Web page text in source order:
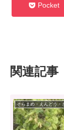
Pocket
関連記事